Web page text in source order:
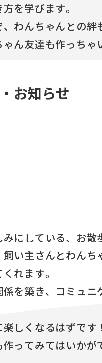
を学びます。
わんちゃんとの絆
ゃん友達も作っち
お知らせ
にしている、お散
い主さんとわんち
れます。
を築き、コミュニ
しくなるはずです
ってみてはいかが